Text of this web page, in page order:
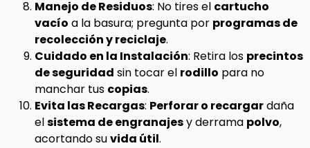
Manejo de Residuos: No tires el cartucho
vacío a la basura; pregunta por programas de
recolección y reciclaje.
Cuidado en la Instalación: Retira los precintos
de seguridad sin tocar el rodillo para no
manchar tus copias.
Evita las Recargas: Perforar o recargardaña
elsistema de engranajesy derrama polvo,
acortando suvida útil.